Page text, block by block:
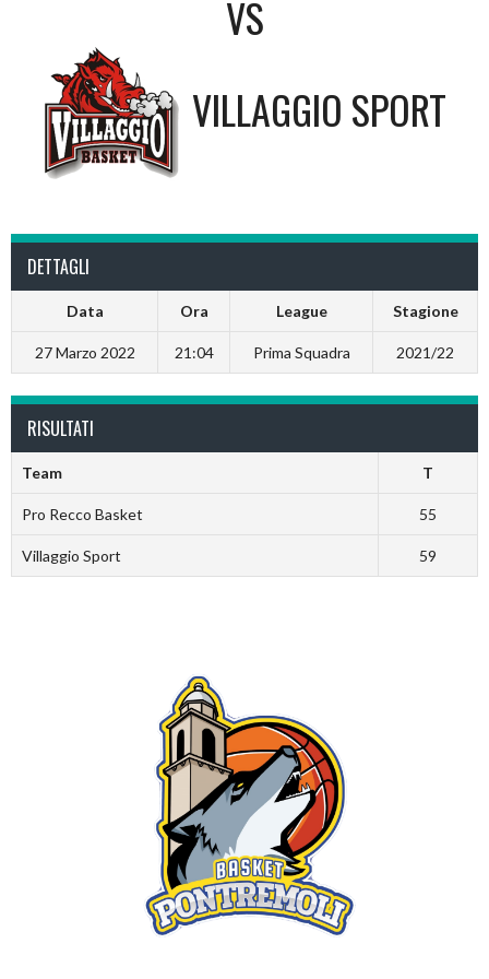
VS
VILLAGGIO SPORT
DETTAGLI
Data Ora League Stagione
27 Marzo 2022 21:04 Prima Squadra 2021/22
RISULTATI
Team T
Pro Recco Basket 55
Villaggio Sport 59